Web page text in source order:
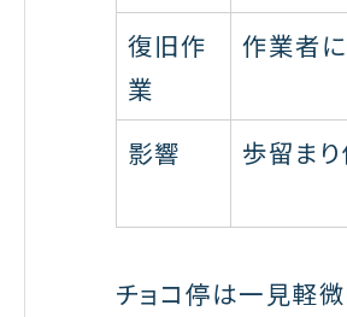
復旧作
業
作業者
影響 歩留まり
チョコ停は一見軽